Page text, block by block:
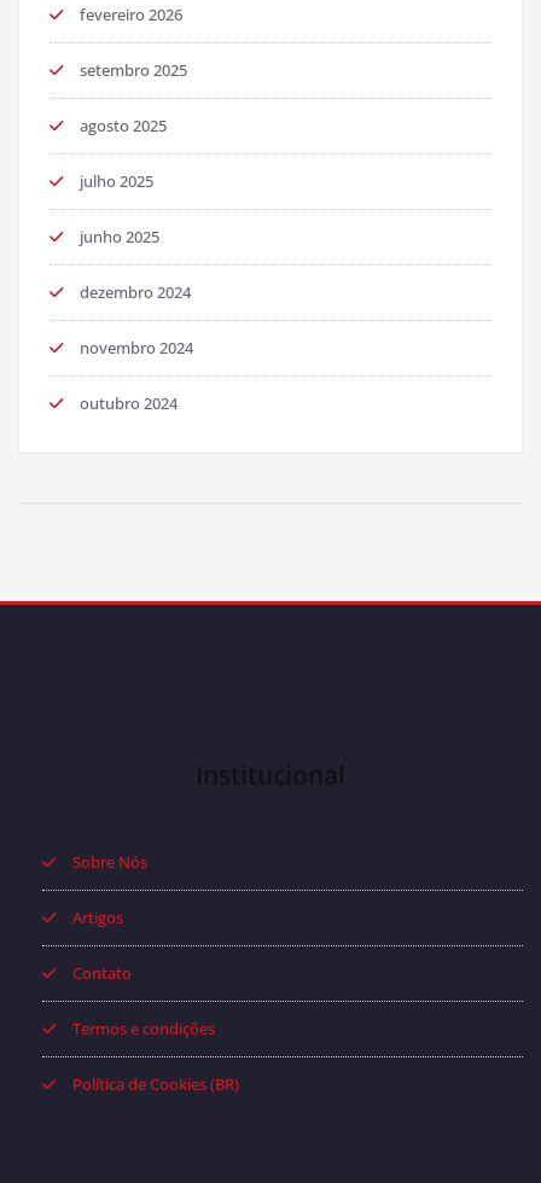
fevereiro 2026
setembro 2025
agosto 2025
julho 2025
junho 2025
dezembro 2024
novembro 2024
outubro 2024
Institucional
Sobre Nós
Artigos
Contato
Termos e condições
Política de Cookies (BR)